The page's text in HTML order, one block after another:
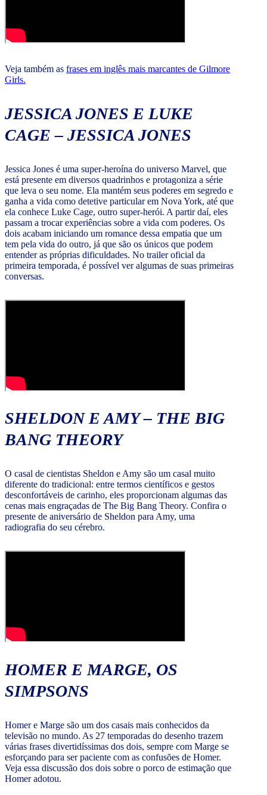
Veja também as frases em inglês mais marcantes de Gilmore
Girls.
JESSICA JONES E LUKE
CAGE – JESSICA JONES
Jessica Jones é uma super-heroína do universo Marvel, que
está presente em diversos quadrinhos e protagoniza a série
que leva o seu nome. Ela mantém seus poderes em segredo e
ganha a vida como detetive particular em Nova York, até que
ela conhece Luke Cage, outro super-herói. A partir daí, eles
passam a trocar experiências sobre a vida com poderes. Os
dois acabam iniciando um romance dessa empatia que um
tem pela vida do outro, já que são os únicos que podem
entender as próprias dificuldades. No trailer oficial da
primeira temporada, é possível ver algumas de suas primeiras
conversas.
SHELDON E AMY – THE BIG
BANG THEORY
O casal de cientistas Sheldon e Amy são um casal muito
diferente do tradicional: entre termos científicos e gestos
desconfortáveis de carinho, eles proporcionam algumas das
cenas mais engraçadas de The Big Bang Theory. Confira o
presente de aniversário de Sheldon para Amy, uma
radiografia do seu cérebro.
HOMER E MARGE, OS
SIMPSONS
Homer e Marge são um dos casais mais conhecidos da
televisão no mundo. As 27 temporadas do desenho trazem
várias frases divertidíssimas dos dois, sempre com Marge se
esforçando para ser paciente com as confusões de Homer.
Veja essa discussão dos dois sobre o porco de estimação que
Homer adotou.